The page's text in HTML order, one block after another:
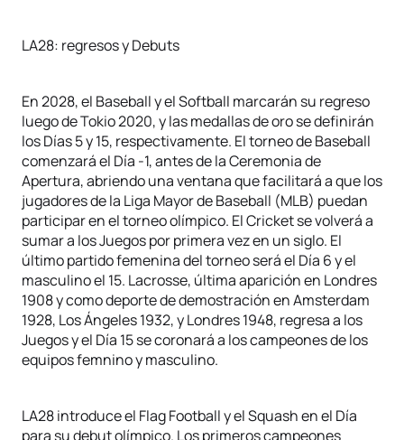
LA28: regresos y Debuts
En 2028, el Baseball y el Softball marcarán su regreso
luego de Tokio 2020, y las medallas de oro se definirán
los Días 5 y 15, respectivamente. El torneo de Baseball
comenzará el Día -1, antes de la Ceremonia de
Apertura, abriendo una ventana que facilitará a que los
jugadores de la Liga Mayor de Baseball (MLB) puedan
participar en el torneo olímpico. El Cricket se volverá a
sumar a los Juegos por primera vez en un siglo. El
último partido femenina del torneo será el Día 6 y el
masculino el 15. Lacrosse, última aparición en Londres
1908 y como deporte de demostración en Amsterdam
1928, Los Ángeles 1932, y Londres 1948, regresa a los
Juegos y el Día 15 se coronará a los campeones de los
equipos femnino y masculino.
LA28 introduce el Flag Football y el Squash en el Día
para su debut olímpico. Los primeros campeones